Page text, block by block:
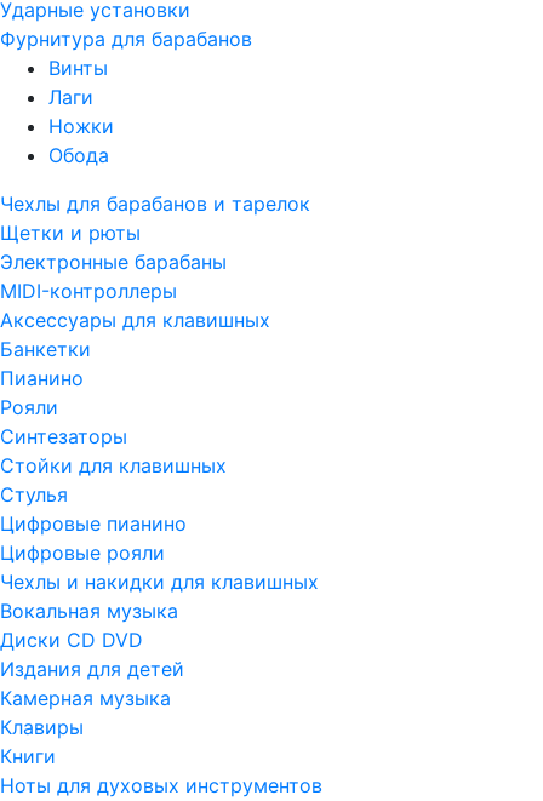
Ударные установки
Фурнитура для барабанов
Винты
Лаги
Ножки
Обода
Чехлы для барабанов и тарелок
Щетки и рюты
Электронные барабаны
MIDI-контроллеры
Аксессуары для клавишных
Банкетки
Пианино
Рояли
Синтезаторы
Стойки для клавишных
Стулья
Цифровые пианино
Цифровые рояли
Чехлы и накидки для клавишных
Вокальная музыка
Диски CD DVD
Издания для детей
Камерная музыка
Клавиры
Книги
Ноты для духовых инструментов